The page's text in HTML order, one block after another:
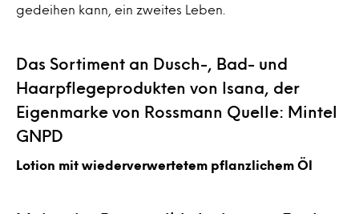
gedeihen kann, ein zweites Leben.
Das Sortiment an Dusch-, Bad- und
Haarpflegeprodukten von Isana, der
Eigenmarke von Rossmann Quelle: Mintel
GNPD
Lotion mit wiederverwertetem pflanzlichem Öl